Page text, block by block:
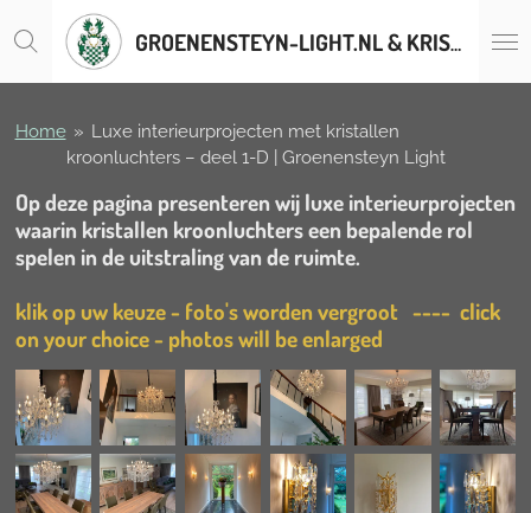
direct
hoofdinhoud
GROENENSTEYN-LIGHT.NL & KRISTALLENLUSTERS.BE
Home » Luxe interieurprojecten met kristallen
kroonluchters – deel 1-D | Groenensteyn Light
Op deze pagina presenteren wij luxe interieurprojecten
waarin kristallen kroonluchters een bepalende rol
spelen in de uitstraling van de ruimte.
klik op uw keuze - foto's worden vergroot ---- click
on your choice - photos will be enlarged